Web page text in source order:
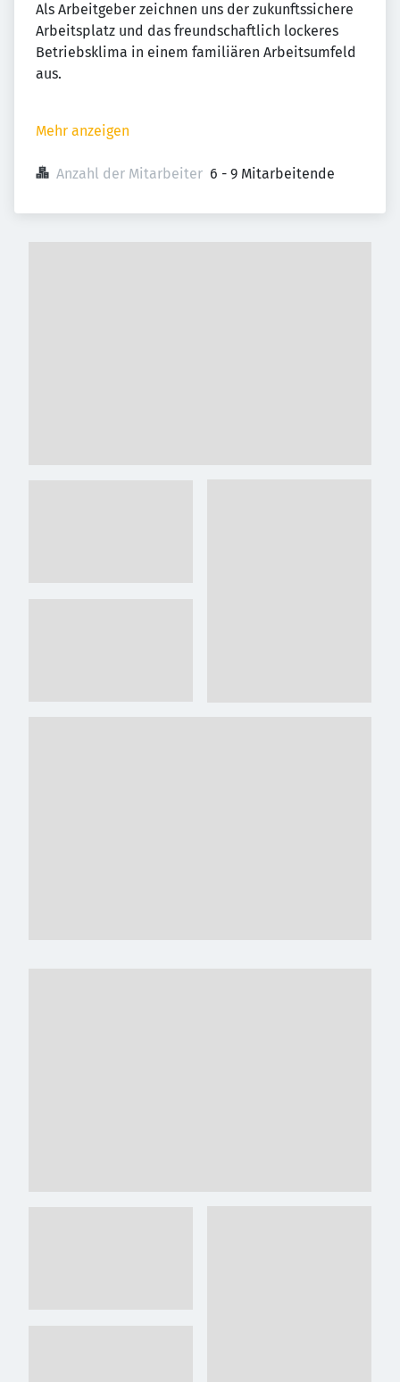
Als Arbeitgeber zeichnen uns der zukunftssichere
Arbeitsplatz und das freundschaftlich lockeres
Betriebsklima in einem familiären Arbeitsumfeld
aus.
Mehr anzeigen
Anzahl der Mitarbeiter 6 - 9 Mitarbeitende